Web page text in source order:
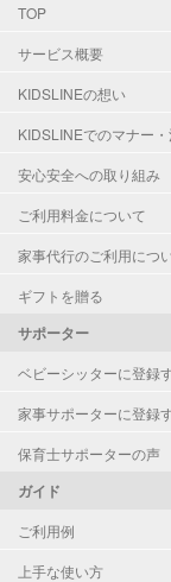
TOP
サービス概要
KIDSLINEの想い
KIDSLINEでのマナー
安心安全への取り組み
ご利用料金について
家事代行のご利用につ
ギフトを贈る
サポーター
ベビーシッターに登録
家事サポーターに登録
保育士サポーターの声
ガイド
ご利用例
上手な使い方